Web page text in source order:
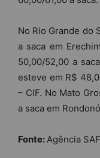
No Rio Grande do
a saca em
50,00/52,00 a
esteve em R$
– CIF. No Mato
a saca em
Fonte: Agência